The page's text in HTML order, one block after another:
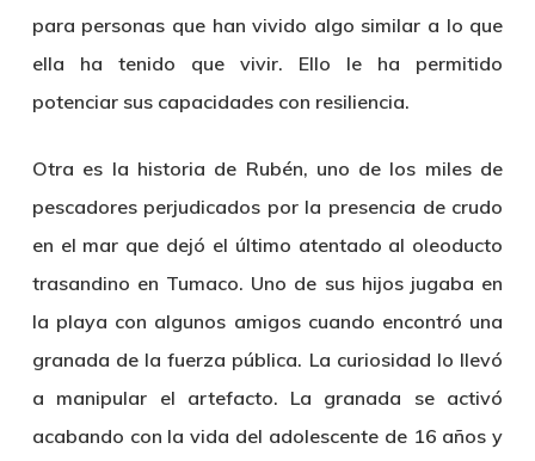
para personas que han vivido algo similar a lo que
ella ha tenido que vivir. Ello le ha permitido
potenciar sus capacidades con resiliencia.
Otra es la historia de Rubén, uno de los miles de
pescadores perjudicados por la presencia de crudo
en el mar que dejó el último atentado al oleoducto
trasandino en Tumaco. Uno de sus hijos jugaba en
la playa con algunos amigos cuando encontró una
granada de la fuerza pública. La curiosidad lo llevó
a manipular el artefacto. La granada se activó
acabando con la vida del adolescente de 16 años y